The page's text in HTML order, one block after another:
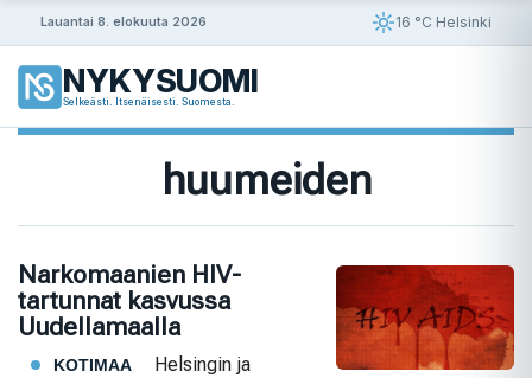
Lauantai 8. elokuuta 2026 16 °C Helsinki
NYKYSUOMI
Selkeästi. Itsenäisesti. Suomesta.
huumeiden
Narkomaanien HIV-
tartunnat kasvussa
Uudellamaalla
KOTIMAA
Helsingin ja